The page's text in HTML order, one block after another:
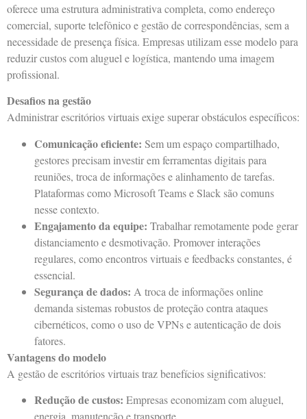
oferece uma estrutura administrativa completa, como endereço
comercial, suporte telefônico e gestão de correspondências, sem a
necessidade de presença física. Empresas utilizam esse modelo para
reduzir custos com aluguel e logística, mantendo uma imagem
profissional.
Desafios na gestão
Administrar escritórios virtuais exige superar obstáculos específicos:
Comunicação eficiente: Sem um espaço compartilhado,
gestores precisam investir em ferramentas digitais para
reuniões, troca de informações e alinhamento de tarefas.
Plataformas como Microsoft Teams e Slack são comuns
nesse contexto.
Engajamento da equipe: Trabalhar remotamente pode gerar
distanciamento e desmotivação. Promover interações
regulares, como encontros virtuais e feedbacks constantes, é
essencial.
Segurança de dados: A troca de informações online
demanda sistemas robustos de proteção contra ataques
cibernéticos, como o uso de VPNs e autenticação de dois
fatores.
Vantagens do modelo
A gestão de escritórios virtuais traz benefícios significativos:
Redução de custos: Empresas economizam com aluguel,
energia, manutenção e transporte.